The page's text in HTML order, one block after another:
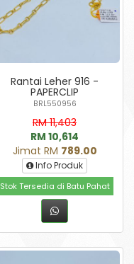
Rantai Leher 916 -
PAPERCLIP
BRL550956
RM 11,403
RM 10,614
Jimat RM 789.00
Info Produk
Stok Tersedia di Batu Pahat